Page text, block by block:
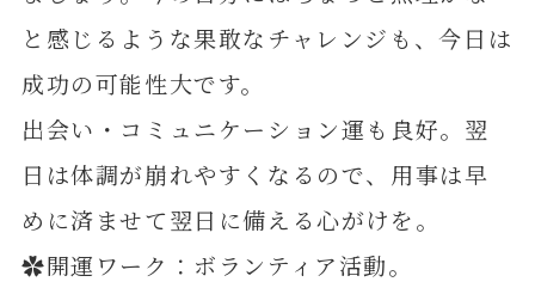
と感じるような果敢なチャレンジも、今日は
成功の可能性大です。
出会い・コミュニケーション運も良好。翌
日は体調が崩れやすくなるので、用事は早
めに済ませて翌日に備える心がけを。
✿開運ワーク：ボランティア活動。